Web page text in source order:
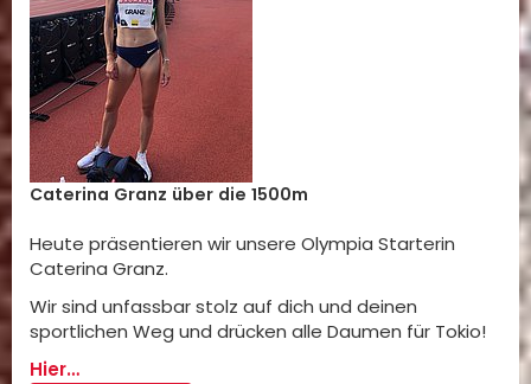
Caterina Granz über die 1500m
Heute präsentieren wir unsere Olympia Starterin
Caterina Granz.
Wir sind unfassbar stolz auf dich und deinen
sportlichen Weg und drücken alle Daumen für Tokio!
Hier…